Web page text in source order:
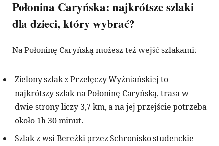
Połonina Caryńska: najkrótsze szlaki
dla dzieci, który wybrać?
Na Połoninę Caryńską możesz też wejść szlakami:
Zielony szlak z Przełęczy Wyżniańskiej to
najkrótszy szlak na Połoninę Caryńską, trasa w
dwie strony liczy 3,7 km, a na jej przejście potrzeba
około 1h 30 minut.
Szlak z wsi Bereżki przez Schronisko studenckie